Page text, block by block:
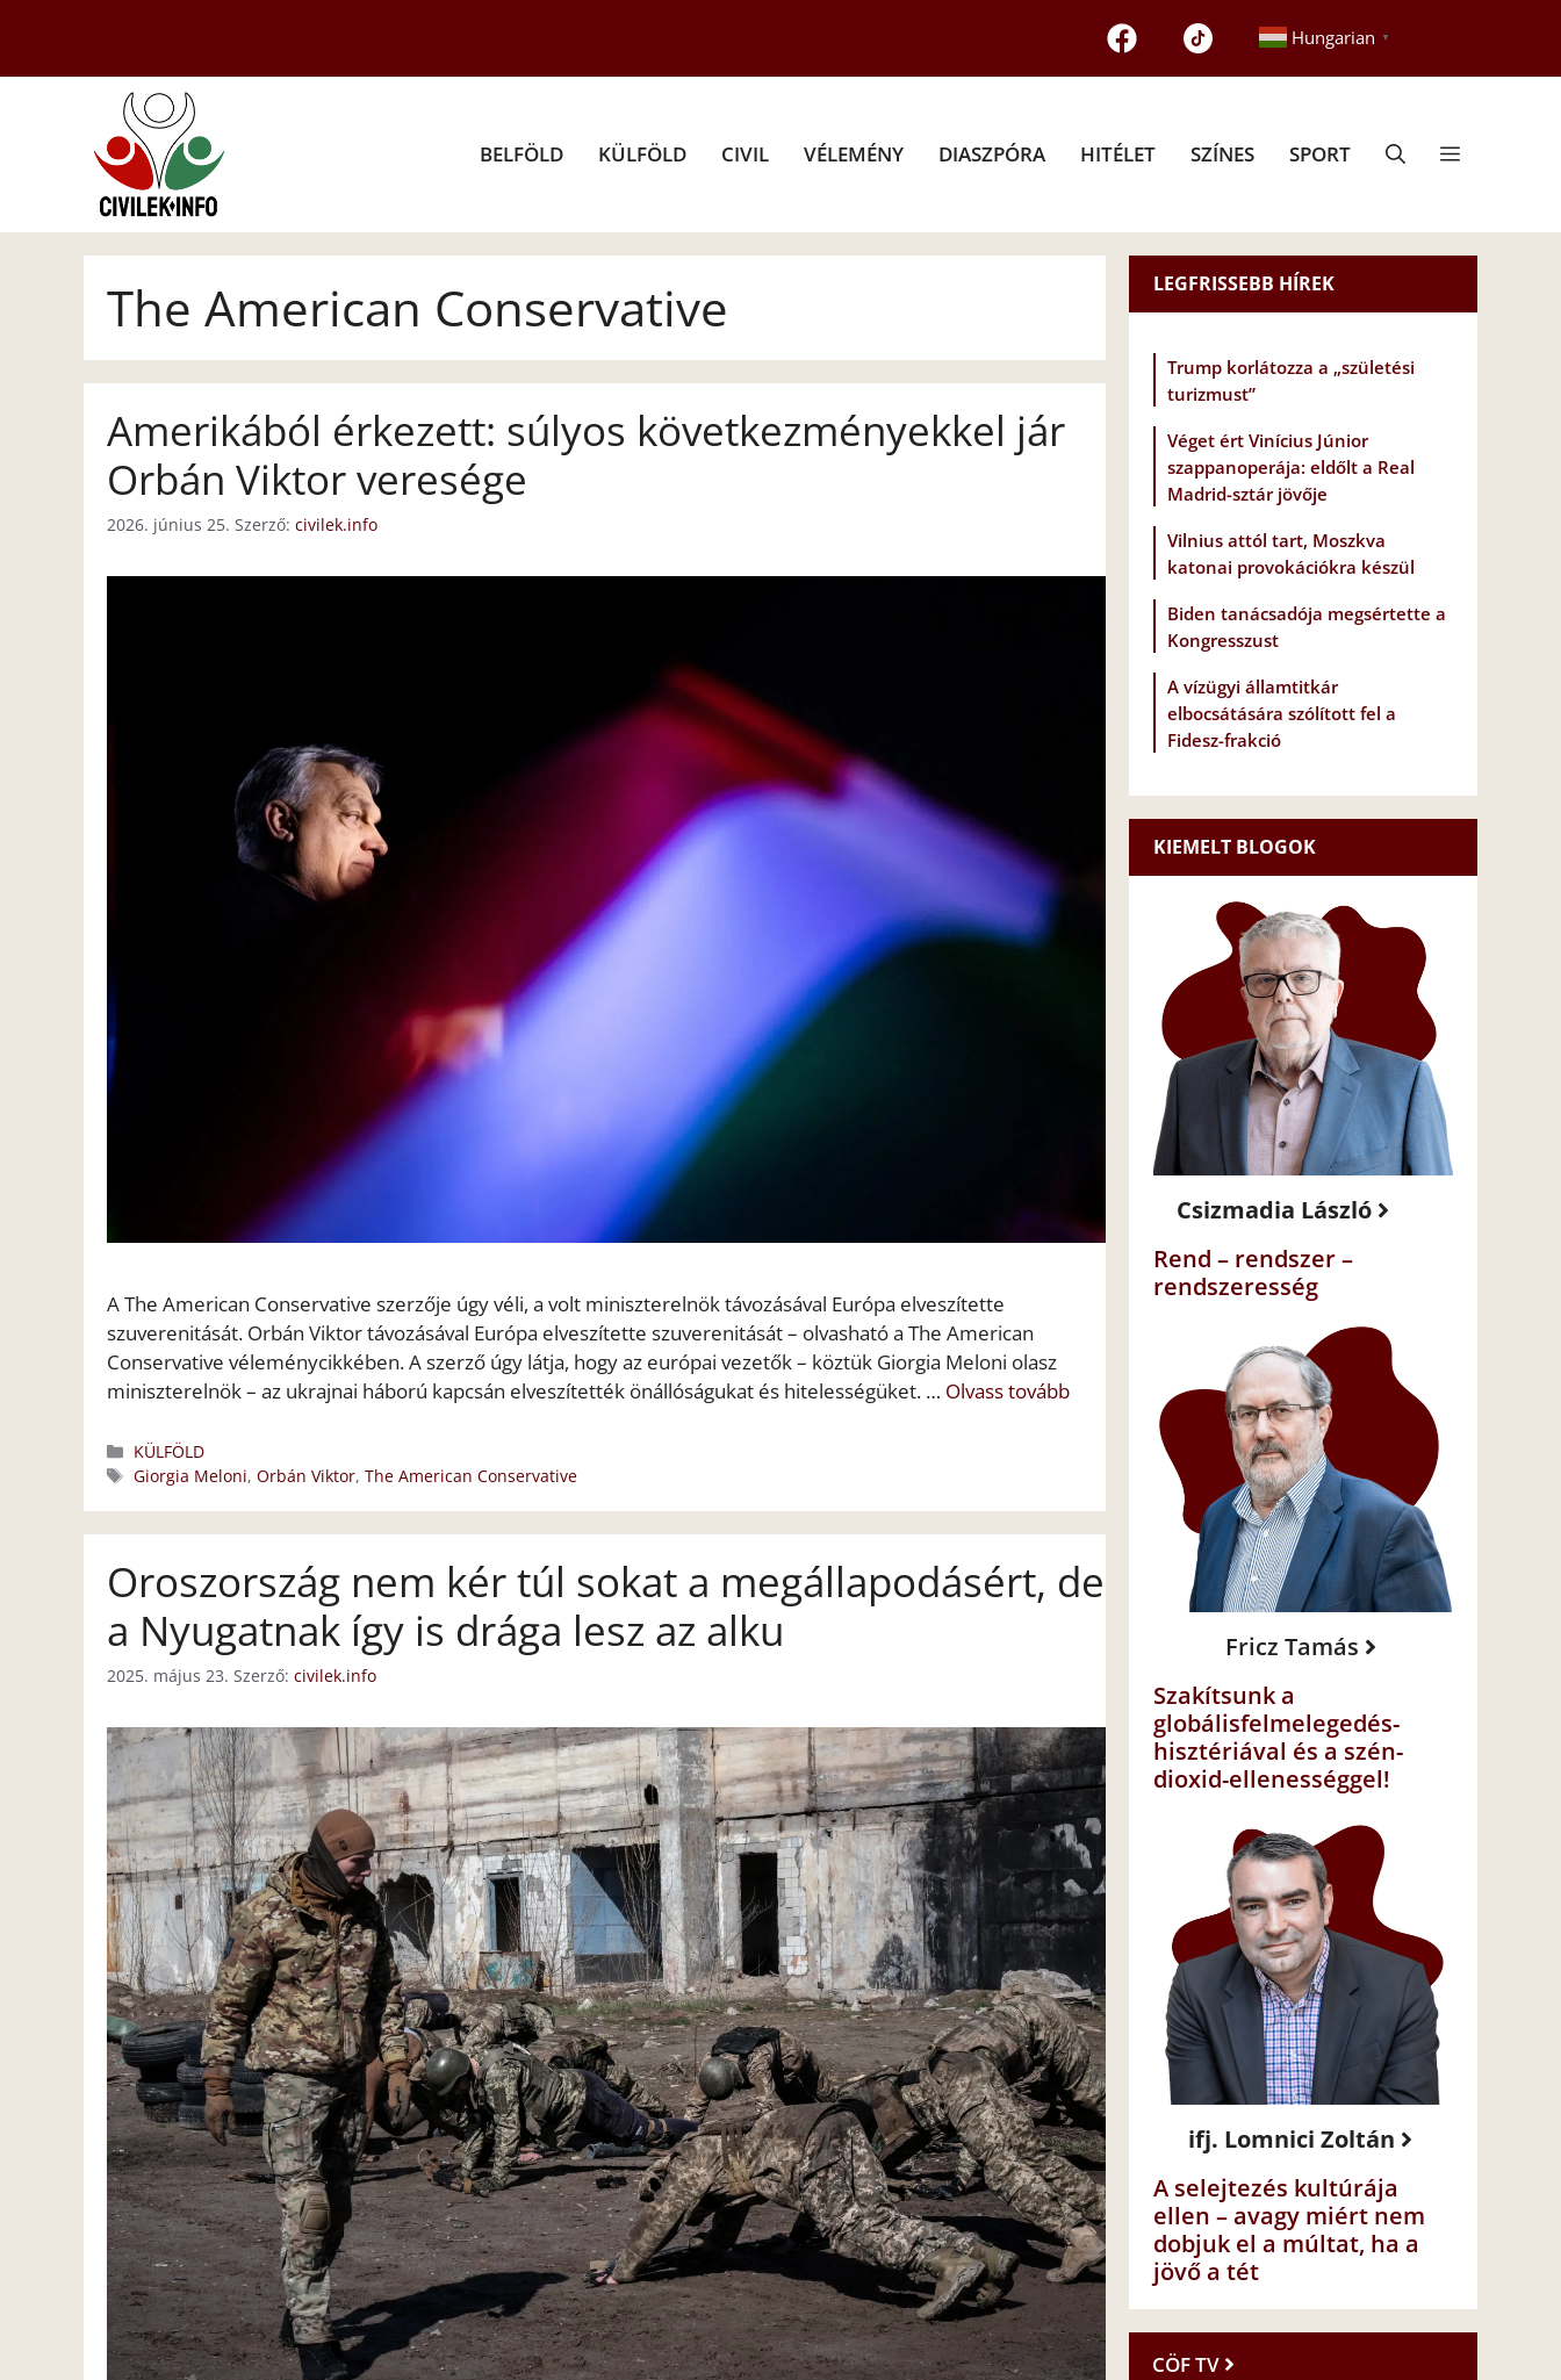
tartalomba
Hungarian ▼
BELFÖLD KÜLFÖLD CIVIL VÉLEMÉNY DIASZPÓRA HITÉLET SZÍNES SPORT
The American Conservative
Amerikából érkezett: súlyos következményekkel jár
Orbán Viktor veresége
2026. június 25. Szerző: civilek.info
A The American Conservative szerzője úgy véli, a volt miniszterelnök távozásával Európa elveszítette
szuverenitását. Orbán Viktor távozásával Európa elveszítette szuverenitását – olvasható a The American
Conservative véleménycikkében. A szerző úgy látja, hogy az európai vezetők – köztük Giorgia Meloni olasz
miniszterelnök – az ukrajnai háború kapcsán elveszítették önállóságukat és hitelességüket. … Olvass tovább
Kategória
KÜLFÖLD
Címkék
Giorgia Meloni,Orbán Viktor,The American Conservative
Oroszország nem kér túl sokat a megállapodásért, de
a Nyugatnak így is drága lesz az alku
2025. május 23. Szerző: civilek.info
LEGFRISSEBB HÍREK
Trump korlátozza a „születési
turizmust”
Véget ért Vinícius Júnior
szappanoperája: eldőlt a Real
Madrid-sztár jövője
Vilnius attól tart, Moszkva
katonai provokációkra készül
Biden tanácsadója megsértette a
Kongresszust
A vízügyi államtitkár
elbocsátására szólított fel a
Fidesz-frakció
KIEMELT BLOGOK
Csizmadia László
Rend – rendszer –
rendszeresség
Fricz Tamás
Szakítsunk a
globálisfelmelegedés-
hisztériával és a szén-
dioxid-ellenességgel!
ifj. Lomnici Zoltán
A selejtezés kultúrája
ellen – avagy miért nem
dobjuk el a múltat, ha a
jövő a tét
CÖF TV